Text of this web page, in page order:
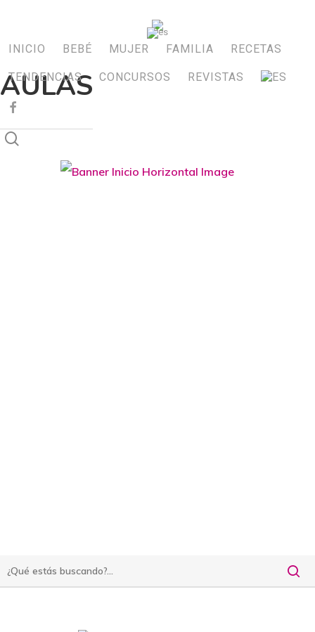
main
content
INICIO BEBÉ MUJER FAMILIA RECETAS
TENDENCIAS CONCURSOS REVISTAS
FACEBOOK
AULAS